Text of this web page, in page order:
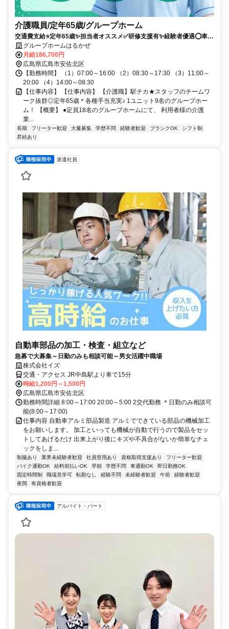
介護職員/定年65歳/グループホーム
交通費支給⭐️定年65歳✨担当者オススメ✅️研修支援有✨経験者優遇⭕️車通
勤ＯＫ
グループホームはるかぜ
月給186,700円
広島県広島市安佐北区
【勤務時間】 （1）07:00～16:00 （2）08:30～17:30 （3）11:00～
20:00 （4）14:00～08:30
【仕事内容】 【仕事内容】 【介護職】駅チカ★スタッフのチームワ
ーク抜群◎定年65歳＊各種手当充実♪ 1ユニット9名のグループホー
ム！ 【概要】 ●定員18名のグループホームにて、 利用者様の介護
業...
長期 フリーター歓迎 大量募集 学歴不問 経験者歓迎 ブランクOK
シフト制
昇給あり
派遣社員
自動車部品の加工・検査・組立など
急募で大募集～日勤のみも相談可能～男女活躍中職場
株式会社イズ
交通・アクセス JR中島駅より車で15分
時給1,200円～1,500円
広島県広島市安佐北区
勤務時間詳細 8:00～17:00 20:00～5:00 2交代勤務 ＊日勤のみ相談可
能(8:00～17:00)
仕事内容 自動車アルミ部品製造 アルミでできている部品の機械加工
をお願いします。 加工といっても機械が自動で行うので製品をセッ
トしてあげるだけ 出来上がり後にキズや不具合がないか簡単なチェ
ックをしま...
制服あり 業界未経験者歓迎 社員登用あり 資格取得支援あり
フリーター歓迎
バイク通勤OK
給料前払いOK 早朝 学歴不問 車通勤OK
即日勤務OK
固定時間制
職場見学可 転勤なし 経験不問 未経験者歓迎 午前
経験者歓迎
夜間
有資格者歓迎
アルバイト・パート